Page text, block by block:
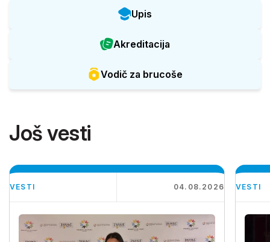
Upis
Akreditacija
Vodič za brucoše
Još vesti
VESTI 04.08.2026 VESTI